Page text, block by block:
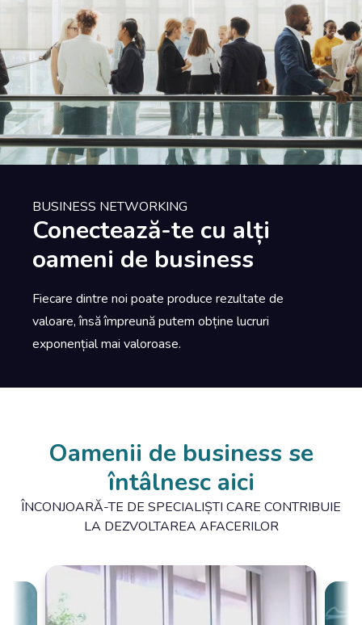
BUSINESS NETWORKING
Conectează-te cu alți
oameni de business
Fiecare dintre noi poate produce rezultate de
valoare, însă împreună putem obține lucruri
exponențial mai valoroase.
Oamenii de business se
întâlnesc aici
ÎNCONJOARĂ-TE DE SPECIALIȘTI CARE CONTRIBUIE
LA DEZVOLTAREA AFACERILOR